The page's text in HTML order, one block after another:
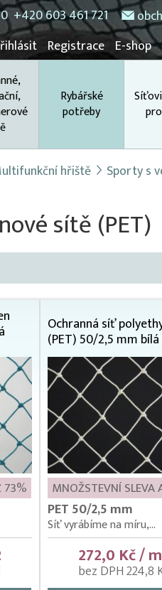
+420 603 461 721
Registrace E-shop
Rybářské
potřeby
hřiště Sporty s
sítě (PET)
73%
Ochranná síť
(PET) 50/2,5 mm
MNOŽSTEVNÍ SLEVA
PET 50/2,5 mm
Síť vyrábíme na míru,...
272,0 Kč /
bez DPH 224,8